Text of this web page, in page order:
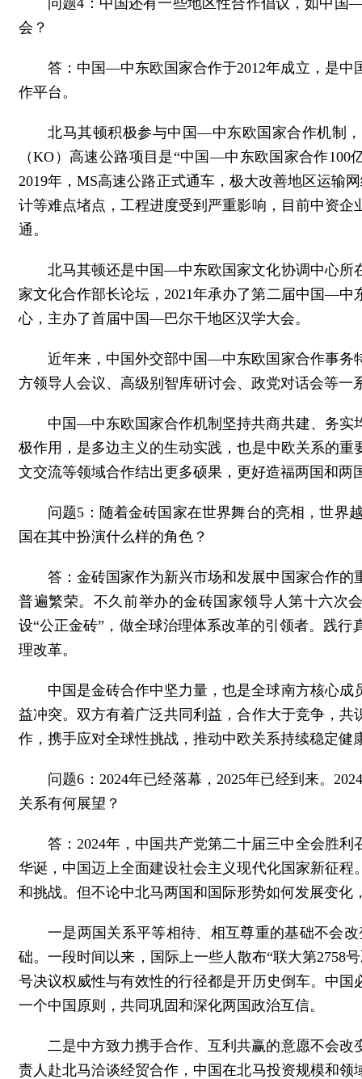
会？
答：中国—中东欧国家合作于2012年成立，是中
作平台。
北马其顿积极参与中国—中东欧国家合作机制
（KO）高速公路项目是“中国—中东欧国家合作
2019年，MS高速公路正式通车，极大改善地区运
计等难点堵点，工程进度受到严重影响，目前中资
通。
北马其顿还是中国—中东欧国家文化协调中心所
家文化合作部长论坛，2021年承办了第二届中国—
心，主办了首届中国—巴尔干地区汉学大会。
近年来，中国外交部中国—中东欧国家合作事务
方领导人会议、高级别智库研讨会、政党对话会等
中国—中东欧国家合作机制坚持共商共建、务实
极作用，是多边主义的生动实践，也是中欧关系的
文交流等领域合作结出更多硕果，更好造福两国和两
问题5：随着金砖国家在世界舞台的亮相，世界
国在其中扮演什么样的角色？
答：金砖国家作为新兴市场和发展中国家合作
普遍繁荣。不久前举办的金砖国家领导人第十六次
设“公正金砖”，做全球治理体系改革的引领者。践
理改革。
中国是金砖合作中坚力量，也是全球南方核心
益冲突。双方有着广泛共同利益，合作大于竞争，
作，携手应对全球性挑战，推动中欧关系持续稳定健
问题6：2024年已经落幕，2025年已经到来。
关系有何展望？
答：2024年，中国共产党第二十届三中全会胜
华诞，中国迈上全面建设社会主义现代化国家新征
和挑战。但不论中北马两国和国际形势如何发展变化
一是两国关系平等相待、相互尊重的基础不会
础。一段时间以来，国际上一些人散布“联大第2758
号决议权威性与有效性的行径都是开历史倒车。中
一个中国原则，共同巩固和深化两国政治互信。
二是中方致力携手合作、互利共赢的意愿不会
责人赴北马洽谈经贸合作，中国在北马投资规模和